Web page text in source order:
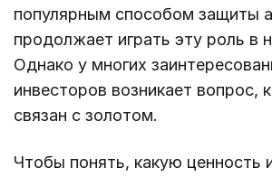
популярным способом защиты
продолжает играть эту роль в
Однако у многих
инвесторов возникает вопрос,
связан с золотом.
Чтобы понять, какую ценность